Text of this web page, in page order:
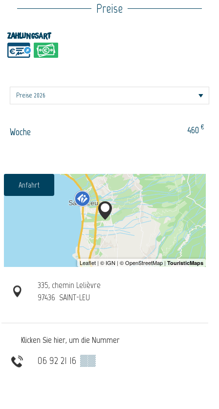
Preise
Zahlungsart
Woche 460 €
Anfahrt
335, chemin Lelièvre
97436 SAINT-LEU
Klicken Sie hier, um die Nummer
06 92 21 16 ▒▒